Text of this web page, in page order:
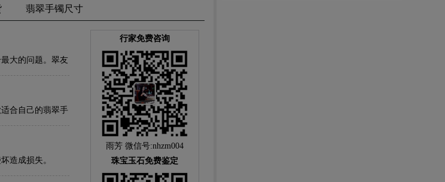
翡翠手镯尺寸
大的问题。翠友
我们应该怎样选
合自己的翡翠手
造成损失。
行家免费咨询
雨芳 微信号:nhzm004
珠宝玉石免费鉴定